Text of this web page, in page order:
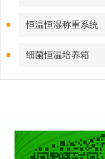
恒温恒湿称重系统
细菌恒温培养箱